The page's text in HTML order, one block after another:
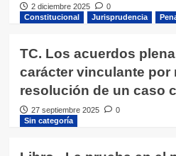
2 diciembre 2025
0
Constitucional
Jurisprudencia
TC. Los acuerdos
carácter vinculante por
resolución de un caso
27 septiembre 2025
0
Sin categoría